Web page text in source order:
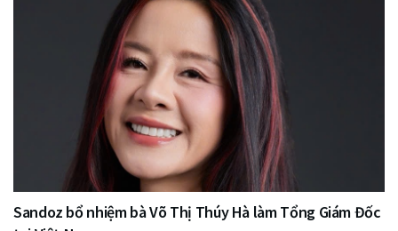
Sandoz bổ nhiệm bà Võ Thị Thúy Hà làm Tổng Giám Đốc